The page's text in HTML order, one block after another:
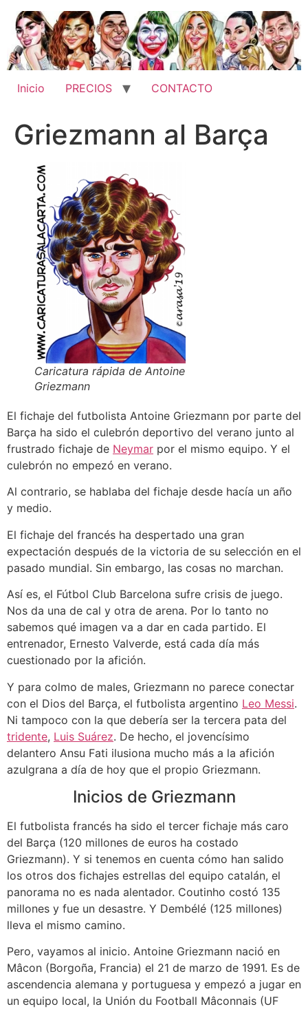
contenido
Inicio PRECIOS CONTACTO
Griezmann al Barça
Caricatura rápida de Antoine
Griezmann
El fichaje del futbolista Antoine Griezmann por parte del
Barça ha sido el culebrón deportivo del verano junto al
frustrado fichaje de Neymar por el mismo equipo. Y el
culebrón no empezó en verano.
Al contrario, se hablaba del fichaje desde hacía un año
y medio.
El fichaje del francés ha despertado una gran
expectación después de la victoria de su selección en el
pasado mundial. Sin embargo, las cosas no marchan.
Así es, el Fútbol Club Barcelona sufre crisis de juego.
Nos da una de cal y otra de arena. Por lo tanto no
sabemos qué imagen va a dar en cada partido. El
entrenador, Ernesto Valverde, está cada día más
cuestionado por la afición.
Y para colmo de males, Griezmann no parece conectar
con el Dios del Barça, el futbolista argentino Leo Messi.
Ni tampoco con la que debería ser la tercera pata del
tridente, Luis Suárez. De hecho, el jovencísimo
delantero Ansu Fati ilusiona mucho más a la afición
azulgrana a día de hoy que el propio Griezmann.
Inicios de Griezmann
El futbolista francés ha sido el tercer fichaje más caro
del Barça (120 millones de euros ha costado
Griezmann). Y si tenemos en cuenta cómo han salido
los otros dos fichajes estrellas del equipo catalán, el
panorama no es nada alentador. Coutinho costó 135
millones y fue un desastre. Y Dembélé (125 millones)
lleva el mismo camino.
Pero, vayamos al inicio. Antoine Griezmann nació en ​
Mâcon (Borgoña, Francia) el 21 de marzo de 1991. Es de
ascendencia alemana y portuguesa y empezó a jugar en
un equipo local, la Unión du Football Mâconnais (UF